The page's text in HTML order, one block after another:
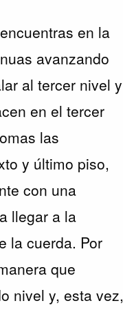
en la
avanzando
al tercer nivel y
en el tercer
las
y último piso,
con una
llegar a la
la cuerda. Por
que
nivel y, esta vez,